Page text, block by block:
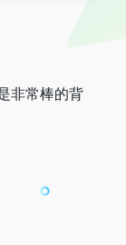
非常棒的背